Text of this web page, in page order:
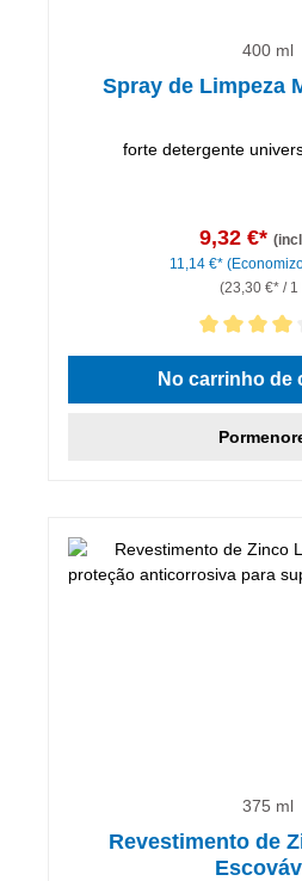
400 ml
Spray de Limpeza
forte detergente
9,32 €*
11,14 €*
(23,30 €* / 1
Classificação média de 4 de 5
No carrinho de
375 ml
Revestimento de